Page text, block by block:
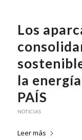
Los
la
PAÍS
NOTICIAS
Leer más